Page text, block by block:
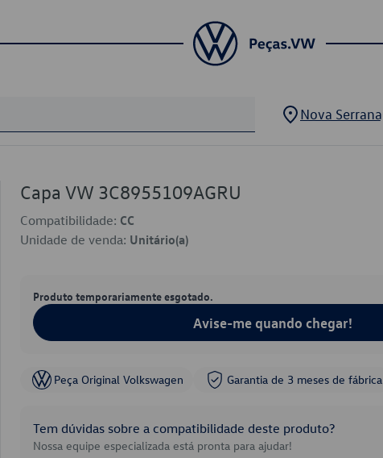
Nova Serrana
Capa VW 3C8955109AGRU
Compatibilidade: CC
Unidade de venda: Unitário(a)
Produto temporariamente esgotado.
Avise-me quando chegar!
Peça Original Volkswagen Garantia de 3 meses de fábrica
Tem dúvidas sobre a compatibilidade deste produto?
Nossa equipe especializada está pronta para ajudar!